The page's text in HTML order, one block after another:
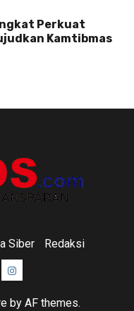
Perkuat
Kamtibmas
Siber Redaksi
Instagram
by AF themes.